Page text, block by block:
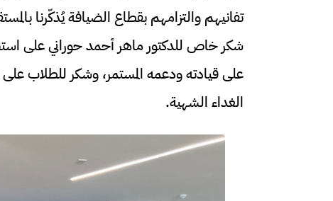
تفانيهم والتزامهم بقطاع الضيافة يُذكّرنا
شكر خاص للدكتور ماهر أحمد حوراني على
على قيادته ودعمه المستمر، وشكر للطلاب
الغداء الشهية.